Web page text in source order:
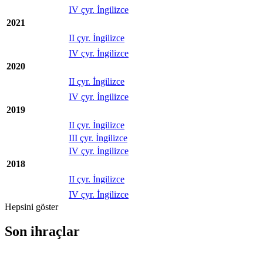
IV çyr. İngilizce
2021
II çyr. İngilizce
IV çyr. İngilizce
2020
II çyr. İngilizce
IV çyr. İngilizce
2019
II çyr. İngilizce
III çyr. İngilizce
IV çyr. İngilizce
2018
II çyr. İngilizce
IV çyr. İngilizce
Hepsini göster
Son ihraçlar